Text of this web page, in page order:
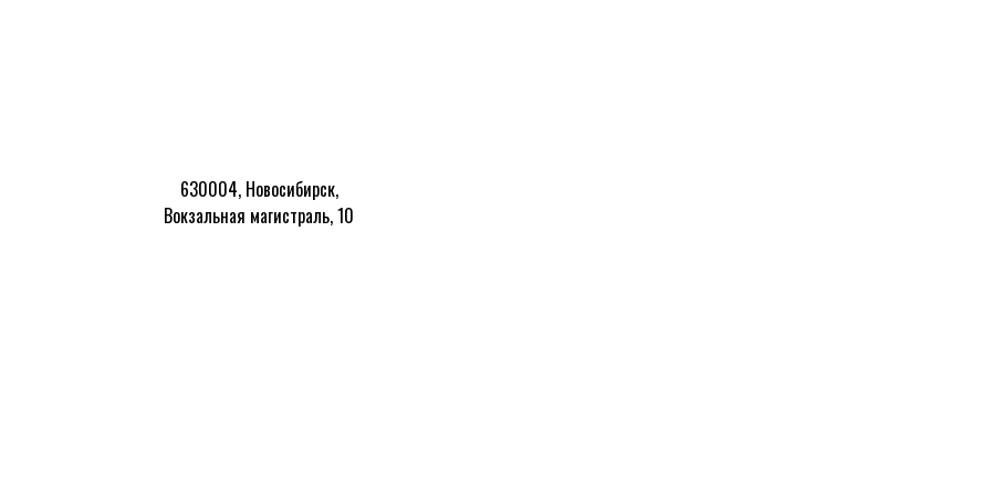
630004, Новосибирск,
Вокзальная магистраль, 10